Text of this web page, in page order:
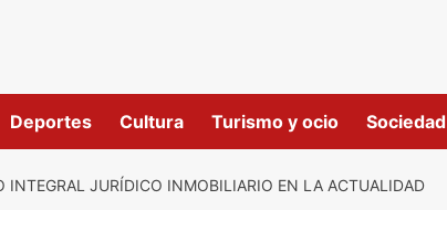
Deportes Cultura Turismo y ocio Sociedad
INTEGRAL JURÍDICO INMOBILIARIO EN LA ACTUALIDAD